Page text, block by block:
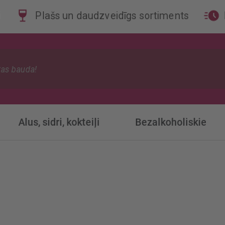
Plašs un daudzveidīgs sortiments
Alus, sidri, kokteiļi Bezalkoholiskie